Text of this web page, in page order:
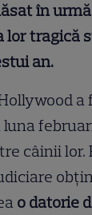
în
lor tragică
an.
câinii
o datorie